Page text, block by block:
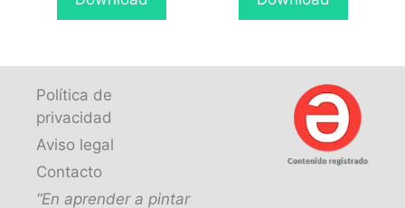
Política de
privacidad
Aviso legal
Contacto
“En aprender a pintar